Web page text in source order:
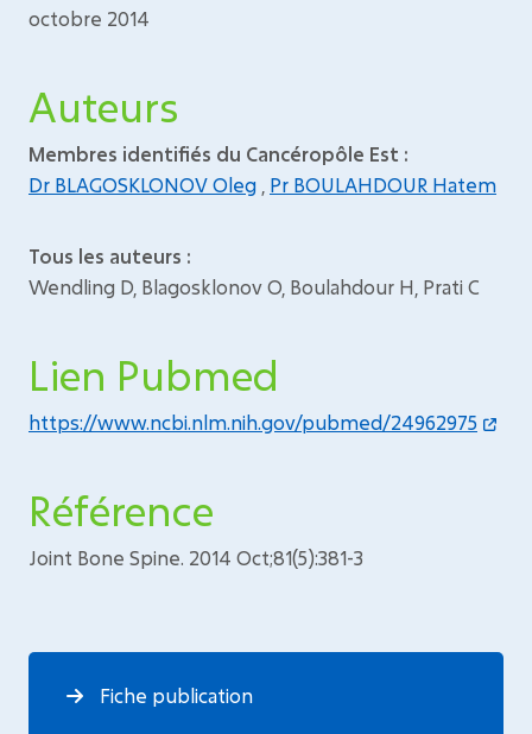
octobre 2014
Auteurs
Membres identifiés du Cancéropôle Est :
Dr BLAGOSKLONOV Oleg Pr BOULAHDOUR Hatem
Tous les auteurs :
Wendling D, Blagosklonov O, Boulahdour H, Prati C
Lien Pubmed
https://www.ncbi.nlm.nih.gov/pubmed/24962975
Référence
Joint Bone Spine. 2014 Oct;81(5):381-3
Fiche publication